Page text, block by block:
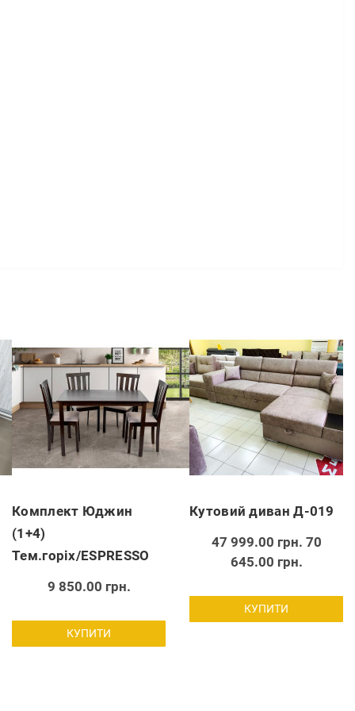
Комплект Юджин
(1+4)
Тем.горіх/ESPRESSO
9 850.00 грн.
КУПИТИ
Кутовий диван Д-019
47 999.00 грн. 70
645.00 грн.
КУПИТИ